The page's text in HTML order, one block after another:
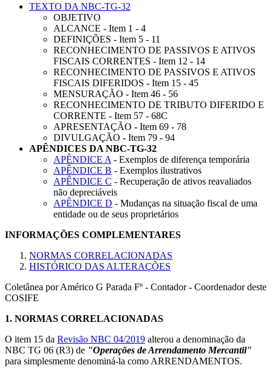
TEXTO DA NBC-TG-32
OBJETIVO
ALCANCE - Item 1 - 4
DEFINIÇÕES - Item 5 - 11
RECONHECIMENTO DE PASSIVOS E ATIVOS
FISCAIS CORRENTES - Item 12 - 14
RECONHECIMENTO DE PASSIVOS E ATIVOS
FISCAIS DIFERIDOS - Item 15 - 45
MENSURAÇÃO - Item 46 - 56
RECONHECIMENTO DE TRIBUTO DIFERIDO E
CORRENTE - Item 57 - 68C
APRESENTAÇÃO - Item 69 - 78
DIVULGAÇÃO - Item 79 - 94
APÊNDICES DA NBC-TG-32
APÊNDICE A - Exemplos de diferença temporária
APÊNDICE B - Exemplos ilustrativos
APÊNDICE C - Recuperação de ativos reavaliados
não depreciáveis
APÊNDICE D - Mudanças na situação fiscal de uma
entidade ou de seus proprietários
INFORMAÇÕES COMPLEMENTARES
NORMAS CORRELACIONADAS
HISTÓRICO DAS ALTERAÇÕES
Coletânea por Américo G Parada Fº - Contador - Coordenador deste
COSIFE
1. NORMAS CORRELACIONADAS
O item 15 da Revisão NBC 04/2019 alterou a denominação da
NBC TG 06 (R3) de "Operações de Arrendamento Mercantil"
para simplesmente denominá-la como ARRENDAMENTOS.